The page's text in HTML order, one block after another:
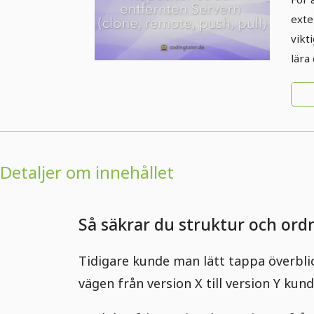
lära
Detaljer om innehållet
Så säkrar du struktur och
Tidigare kunde man lätt tappa
vägen från version X till version Y